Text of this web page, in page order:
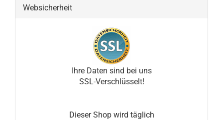
Websicherheit
Ihre Daten sind bei uns
SSL-Verschlüsselt!
Dieser Shop wird täglich